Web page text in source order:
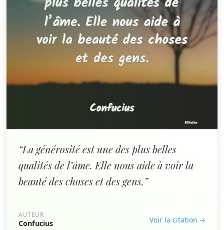
“La générosité est une des plus belles
qualités de l’âme. Elle nous aide à voir la
beauté des choses et des gens.”
AUTEUR
Confucius Voir la citation →